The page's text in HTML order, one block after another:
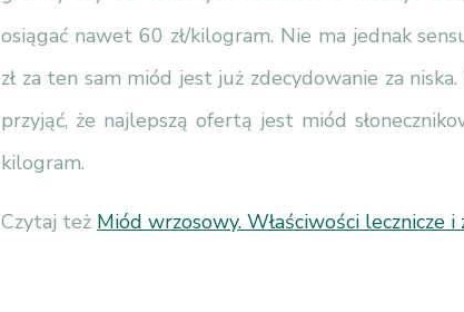
osiągać nawet 60 zł/kilogram. Nie ma jednak
zł za ten sam miód jest już zdecydowanie za
przyjąć, że najlepszą ofertą jest miód
kilogram.
Czytaj też Miód wrzosowy. Właściwości lecznicze i